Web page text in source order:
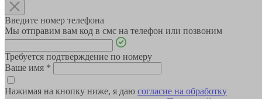
Введите номер телефона
Мы отправим вам код в смс на телефон или позвоним
Требуется подтверждение по номеру
Ваше имя *
Нажимая на кнопку ниже, я даю согласие на обработку